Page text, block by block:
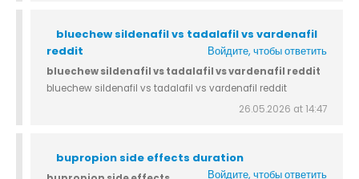
bluechew sildenafil vs tadalafil vs vardenafil
reddit
Войдите, чтобы ответить
bluechew sildenafil vs tadalafil vs vardenafil reddit
bluechew sildenafil vs tadalafil vs vardenafil reddit
26.05.2026 at 14:47
bupropion side effects duration
Войдите, чтобы ответить